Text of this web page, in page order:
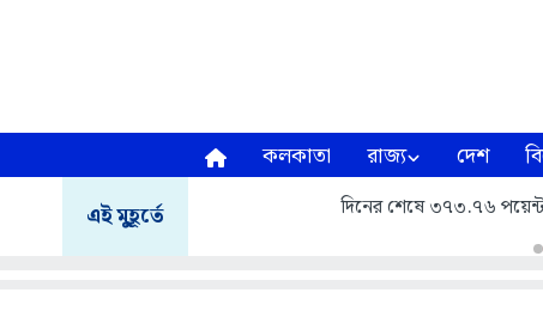
কলকাতা রাজ্য দেশ
এই মুহূর্তে দিনের শেষে ৩৭৩.৭৬